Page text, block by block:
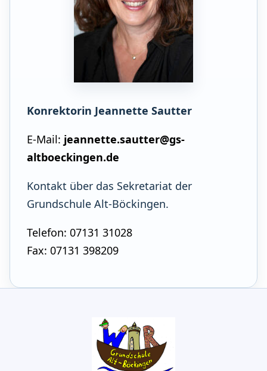
Konrektorin Jeannette Sautter
E-Mail: jeannette.sautter@gs-
altboeckingen.de
Kontakt über das Sekretariat der
Grundschule Alt-Böckingen.
Telefon: 07131 31028
Fax: 07131 398209